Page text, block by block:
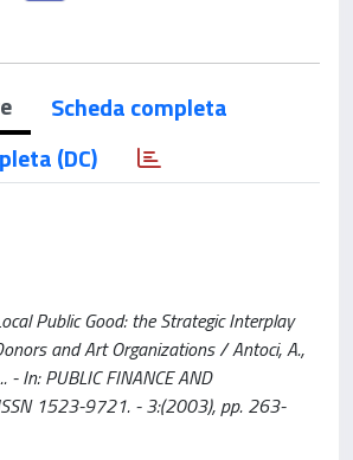
Scheda completa
(DC)
Public Good: the Strategic Interplay
and Art Organizations / Antoci, A.,
- In: PUBLIC FINANCE AND
1523-9721. - 3:(2003), pp. 263-